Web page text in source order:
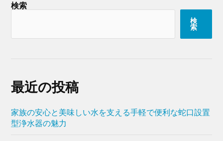
検索
検
索
最近の投稿
家族の安心と美味しい水を支える手軽で便利な蛇口設置
型浄水器の魅力